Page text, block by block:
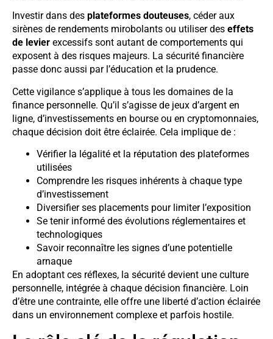
Investir dans des plateformes douteuses, céder aux
sirènes de rendements mirobolants ou utiliser des effets
de levier excessifs sont autant de comportements qui
exposent à des risques majeurs. La sécurité financière
passe donc aussi par l’éducation et la prudence.
Cette vigilance s’applique à tous les domaines de la
finance personnelle. Qu’il s’agisse de jeux d’argent en
ligne, d’investissements en bourse ou en cryptomonnaies,
chaque décision doit être éclairée. Cela implique de :
Vérifier la légalité et la réputation des plateformes
utilisées
Comprendre les risques inhérents à chaque type
d’investissement
Diversifier ses placements pour limiter l’exposition
Se tenir informé des évolutions réglementaires et
technologiques
Savoir reconnaître les signes d’une potentielle
arnaque
En adoptant ces réflexes, la sécurité devient une culture
personnelle, intégrée à chaque décision financière. Loin
d’être une contrainte, elle offre une liberté d’action éclairée
dans un environnement complexe et parfois hostile.